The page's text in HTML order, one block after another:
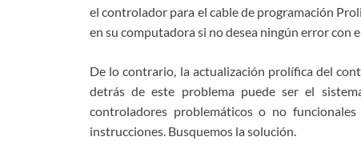
el controlador para el cable de programación
en su computadora si no desea ningún error con
De lo contrario, la actualización prolífica del
detrás de este problema puede ser el
controladores problemáticos o no
instrucciones. Busquemos la solución.